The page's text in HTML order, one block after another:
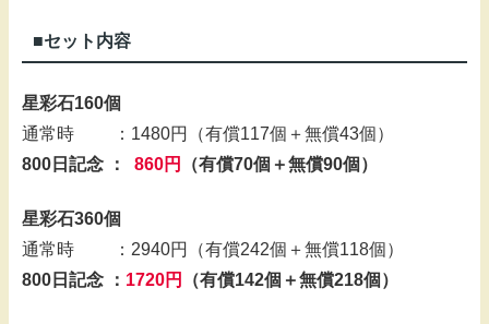
■セット内容
星彩石160個
通常時 ：1480円（有償117個＋無償43個）
800日記念 ： 860円 （有償70個＋無償90個）
星彩石360個
通常時 ：2940円（有償242個＋無償118個）
800日記念 ： 1720円 （有償142個＋無償218個）